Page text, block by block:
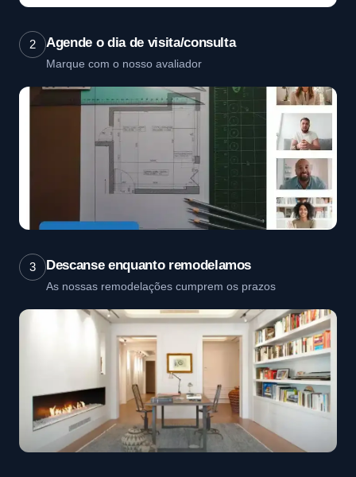
2 Agende o dia de visita/consulta
Marque com o nosso avaliador
3 Descanse enquanto remodelamos
As nossas remodelações cumprem os prazos